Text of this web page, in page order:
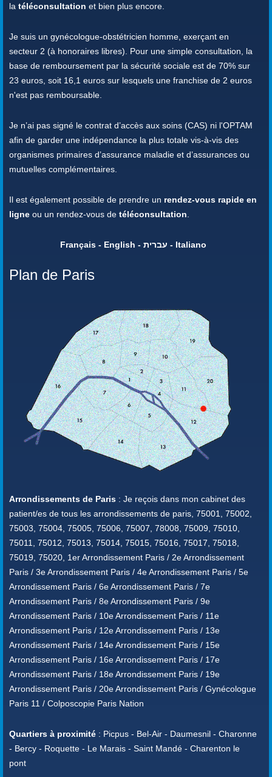
la téléconsultation et bien plus encore.
Je suis un gynécologue-obstétricien homme, exerçant en
secteur 2 (à honoraires libres). Pour une simple consultation, la
base de remboursement par la sécurité sociale est de 70% sur
23 euros, soit 16,1 euros sur lesquels une franchise de 2 euros
n'est pas remboursable.
Je n’ai pas signé le contrat d’accès aux soins (CAS) ni l'OPTAM
afin de garder une indépendance la plus totale vis-à-vis des
organismes primaires d’assurance maladie et d’assurances ou
mutuelles complémentaires.
Il est également possible de prendre un rendez-vous rapide en
ligne ou un rendez-vous de téléconsultation
Français - English - עברית - Italiano
Plan de Paris
Arrondissements de Paris : Je reçois dans mon cabinet des
patient/es de tous les arrondissements de paris, 75001, 75002,
75003, 75004, 75005, 75006, 75007, 78008, 75009, 75010,
75011, 75012, 75013, 75014, 75015, 75016, 75017, 75018,
75019, 75020, 1er Arrondissement Paris / 2e Arrondissement
Paris / 3e Arrondissement Paris / 4e Arrondissement Paris / 5e
Arrondissement Paris / 6e Arrondissement Paris / 7e
Arrondissement Paris / 8e Arrondissement Paris / 9e
Arrondissement Paris / 10e Arrondissement Paris / 11e
Arrondissement Paris / 12e Arrondissement Paris / 13e
Arrondissement Paris / 14e Arrondissement Paris / 15e
Arrondissement Paris / 16e Arrondissement Paris / 17e
Arrondissement Paris / 18e Arrondissement Paris / 19e
Arrondissement Paris / 20e Arrondissement Paris / Gynécologue
Paris 11 / Colposcopie Paris Nation
Quartiers à proximité : Picpus - Bel-Air - Daumesnil - Charonne
- Bercy - Roquette - Le Marais - Saint Mandé - Charenton le
pont